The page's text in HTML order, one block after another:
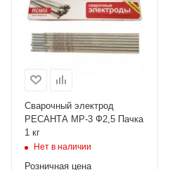
Сварочный электрод
РЕСАНТА МР-3 Ф2,5 Пачка
1 кг
Нет в наличии
Розничная цена